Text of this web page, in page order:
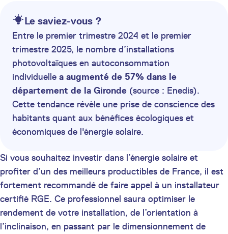
Le saviez-vous ?
Entre le premier trimestre 2024 et le premier
trimestre 2025, le nombre d’installations
photovoltaïques en autoconsommation
individuelle a augmenté de 57% dans le
département de la Gironde (source : Enedis).
Cette tendance révèle une prise de conscience des
habitants quant aux bénéfices écologiques et
économiques de l'énergie solaire.
Si vous souhaitez investir dans l’énergie solaire et
profiter d’un des meilleurs productibles de France, il est
fortement recommandé de faire appel à un installateur
certifié RGE. Ce professionnel saura optimiser le
rendement de votre installation, de l’orientation à
l’inclinaison, en passant par le dimensionnement de